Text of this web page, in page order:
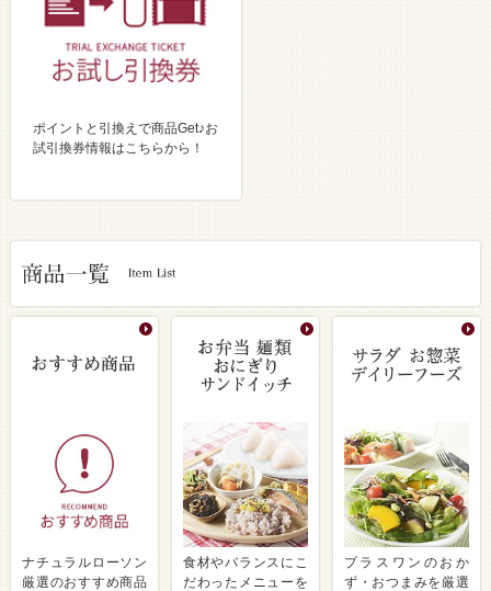
ポイントと引換えで商品Get♪お
試引換券情報はこちらから！
ナチュラルローソン
厳選のおすすめ商品
食材やバランスにこ
だわったメニューを
プラスワンのおか
ず・おつまみを厳選